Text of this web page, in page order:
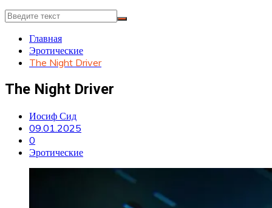
Главная
Эротические
The Night Driver
The Night Driver
Иосиф Сид
09.01.2025
0
Эротические